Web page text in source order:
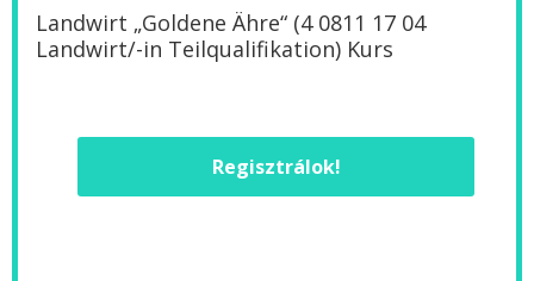
Landwirt „Goldene Ähre“ (4 0811 17 04
Landwirt/-in Teilqualifikation) Kurs
Regisztrálok!